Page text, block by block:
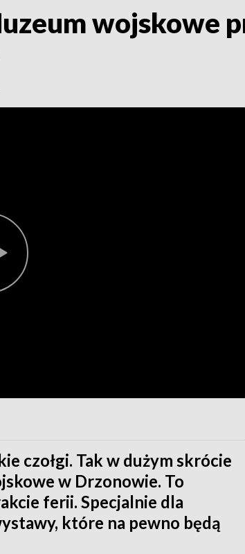
wojskowe
czołgi. Tak w dużym skrócie
w Drzonowie. To
ferii. Specjalnie dla
które na pewno będą